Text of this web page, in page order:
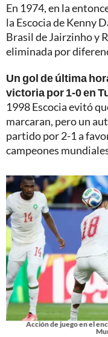
En 1974, en la
la Escocia de Kenny
Brasil de Jairzinho y
eliminada por
Un gol de última
victoria por 1-0 en
1998 Escocia evitó
marcaran, pero un
partido por 2-1 a
campeones
Acción de juego en el